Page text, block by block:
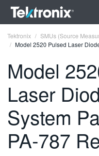
ENGLISH
FRANÇAIS
VIỆT NAM
Tektronix
SMUs (Source
Model 2520 Pulsed Laser
Model
Laser
System
PA-787